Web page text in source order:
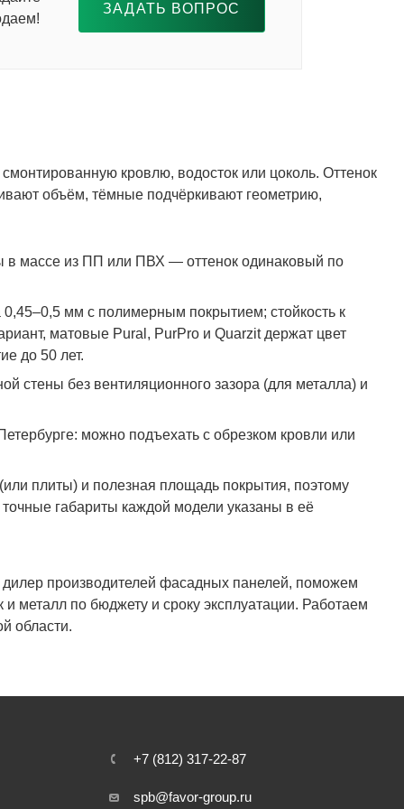
ЗАДАТЬ ВОПРОС
кровлю, водосток или цоколь. Оттенок
объём, тёмные подчёркивают геометрию,
массе из ПП или ПВХ — оттенок одинаковый по
мм с полимерным покрытием; стойкость к
матовые Pural, PurPro и Quarzit держат цвет
до 50 лет.
стены без вентиляционного зазора (для металла) и
можно подъехать с обрезком кровли или
плиты) и полезная площадь покрытия, поэтому
габариты каждой модели указаны в её
производителей фасадных панелей, поможем
металл по бюджету и сроку эксплуатации. Работаем
области.
+7 (812) 317-22-87
spb@favor-group.ru